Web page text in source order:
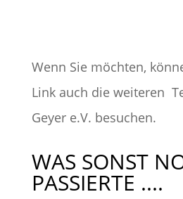
Wenn Sie möchten,
Link auch die weiteren
Geyer e.V. besuchen.
WAS SONST
PASSIERTE ....